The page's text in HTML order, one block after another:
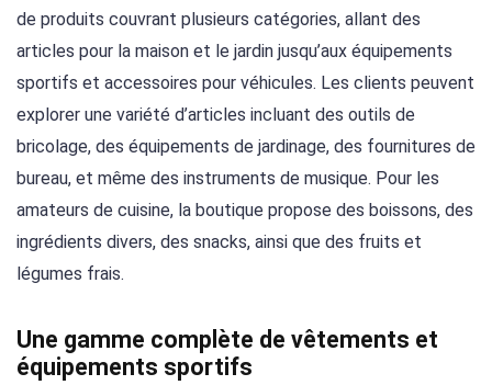
de produits couvrant plusieurs catégories, allant des
articles pour la maison et le jardin jusqu’aux équipements
sportifs et accessoires pour véhicules. Les clients peuvent
explorer une variété d’articles incluant des outils de
bricolage, des équipements de jardinage, des fournitures de
bureau, et même des instruments de musique. Pour les
amateurs de cuisine, la boutique propose des boissons, des
ingrédients divers, des snacks, ainsi que des fruits et
légumes frais.
Une gamme complète de vêtements et
équipements sportifs